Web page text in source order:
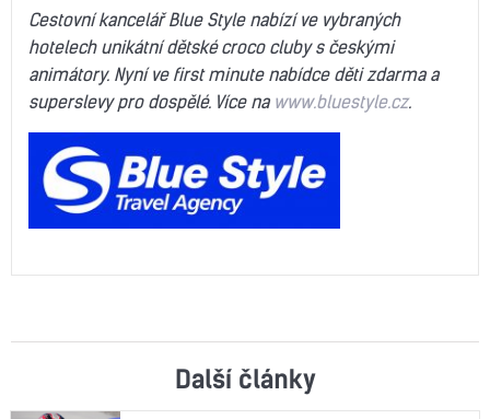
Cestovní kancelář Blue Style nabízí ve vybraných
hotelech unikátní dětské croco cluby s českými
animátory. Nyní ve first minute nabídce děti zdarma a
superslevy pro dospělé. Více na www.bluestyle.cz.
Další články